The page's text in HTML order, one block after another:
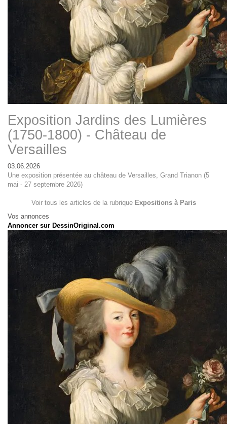
Exposition Jardins des Lumières
(1750-1800) - Château de
Versailles
03.06.2026
Une exposition présentée au château de Versailles, Grand Trianon (5
mai - 27 septembre 2026)
Voir tous les articles de la rubrique Expositions à Paris
Vos annonces
Annoncer sur DessinOriginal.com